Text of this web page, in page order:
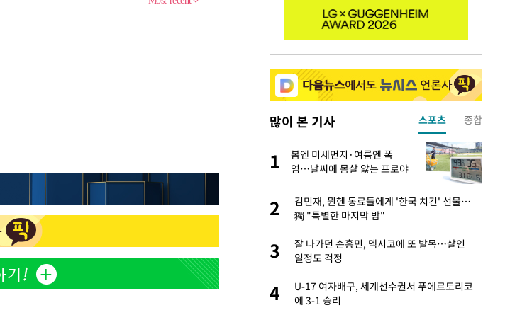
많이 본 기사
2
김지수, '여행사 대표' 변신 근황 "가볼 만하
니…"
3
"바지 벗고 앞뒤로 돌아야 했다"…탈북민 김
서아, 기쁨조 검사 수치심 회상
4
"신약 찾자"…정부 과제로 속도내는 K-제약
1
봄엔 미세먼지·여름엔 폭
염…날씨에 몸살 앓는 프로야
2
김민재, 뮌헨 동료들에게 '한국 치킨' 선물…
獨 "특별한 마지막 밤"
3
잘 나가던 손흥민, 멕시코에 또 발목…살인
일정도 걱정
4
U-17 여자배구, 세계선수권서 푸에르토리코
에 3-1 승리
스포츠 종합